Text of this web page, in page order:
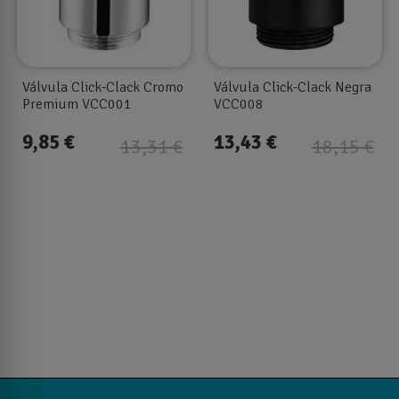
Válvula Click-Clack Cromo
Premium VCC001
13,31 €
9,85 €
Válvula Click-Clack Negra
VCC008
18,15 €
13,43 €